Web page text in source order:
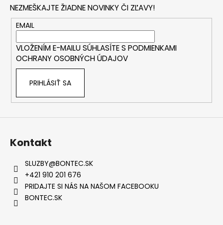
NEZMEŠKAJTE ŽIADNE NOVINKY ČI ZĽAVY!
EMAIL
VLOŽENÍM E-MAILU SÚHLASÍTE S PODMIENKAMI
OCHRANY OSOBNÝCH ÚDAJOV
PRIHLÁSIŤ SA
Kontakt
SLUZBY@BONTEC.SK
+421 910 201 676
PRIDAJTE SI NÁS NA NAŠOM FACEBOOKU
BONTEC.SK